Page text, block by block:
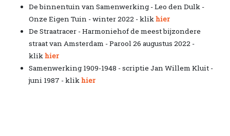
De binnentuin van Samenwerking - Leo den Dulk -
Onze Eigen Tuin - winter 2022 - klikhier
De Straatracer - Harmoniehof de meest bijzondere
straat van Amsterdam - Parool 26 augustus 2022 -
klikhier
Samenwerking 1909-1948 - scriptie Jan Willem Kluit -
juni 1987 - klikhier